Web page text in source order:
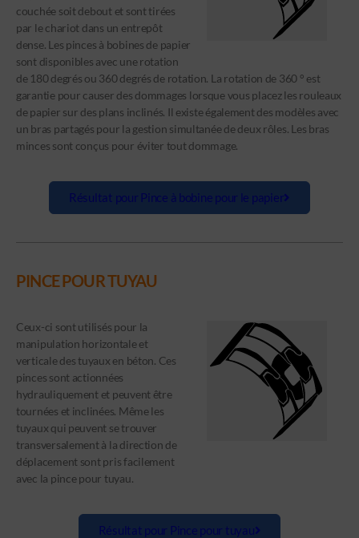
couchée soit debout et sont tirées
par le chariot dans un entrepôt
dense. Les pinces à bobines de papier
sont disponibles avec une rotation
de 180 degrés ou 360 degrés de rotation. La rotation de 360 ° est
garantie pour causer des dommages lorsque vous placez les rouleaux
de papier sur des plans inclinés. Il existe également des modèles avec
un bras partagés pour la gestion simultanée de deux rôles. Les bras
minces sont conçus pour éviter tout dommage.
Résultat pour Pince à bobine pour le papier
PINCE POUR TUYAU
Ceux-ci sont utilisés pour la
manipulation horizontale et
verticale des tuyaux en béton. Ces
pinces sont actionnées
hydrauliquement et peuvent être
tournées et inclinées. Même les
tuyaux qui peuvent se trouver
transversalement à la direction de
déplacement sont pris facilement
avec la pince pour tuyau.
Résultat pour Pince pour tuyau